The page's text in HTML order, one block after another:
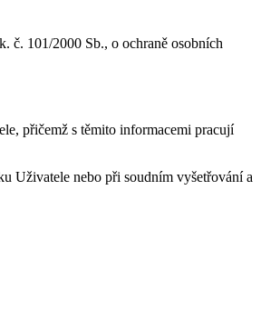
č. 101/2000 Sb., o ochraně osobních
přičemž s těmito informacemi pracují
Uživatele nebo při soudním vyšetřování a